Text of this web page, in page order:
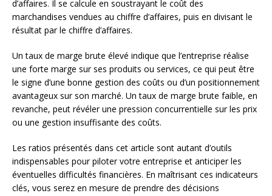
d’affaires. Il se calcule en soustrayant le coût des
marchandises vendues au chiffre d’affaires, puis en divisant le
résultat par le chiffre d’affaires.
Un taux de marge brute élevé indique que l’entreprise réalise
une forte marge sur ses produits ou services, ce qui peut être
le signe d’une bonne gestion des coûts ou d’un positionnement
avantageux sur son marché. Un taux de marge brute faible, en
revanche, peut révéler une pression concurrentielle sur les prix
ou une gestion insuffisante des coûts.
Les ratios présentés dans cet article sont autant d’outils
indispensables pour piloter votre entreprise et anticiper les
éventuelles difficultés financières. En maîtrisant ces indicateurs
clés, vous serez en mesure de prendre des décisions